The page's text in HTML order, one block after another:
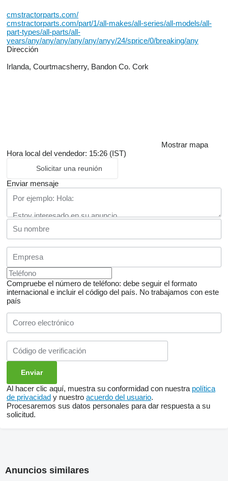
cmstractorparts.com/
cmstractorparts.com/part/1/all-makes/all-series/all-models/all-
part-types/all-parts/all-
years/any/any/any/any/any/anyy/24/sprice/0/breaking/any
Dirección
Irlanda, Courtmacsherry, Bandon Co. Cork
Mostrar mapa
Hora local del vendedor: 15:26 (IST)
Solicitar una reunión
Enviar mensaje
Compruebe el número de teléfono: debe seguir el formato
internacional e incluir el código del país. No trabajamos con este
país
Al hacer clic aquí, muestra su conformidad con nuestra política
de privacidad y nuestro acuerdo del usuario.
Procesaremos sus datos personales para dar respuesta a su
solicitud.
Anuncios similares